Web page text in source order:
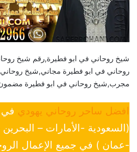
شيخ روحاني في ابو فطيرة,رقم شيخ
روحاني في ابو فطيرة مجاني,شيخ
مجرب,شيخ روحاني في ابو فطيرة
افضل ساحر روحاني يهودي في
(السعودية -الأمارات –
-عمان ) في جميع الإعمال